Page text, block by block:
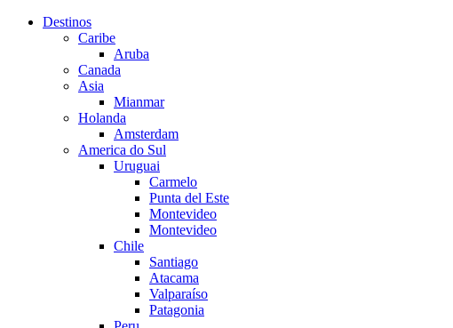
Destinos
Caribe
Aruba
Canada
Asia
Mianmar
Holanda
Amsterdam
America do Sul
Uruguai
Carmelo
Punta del Este
Montevideo
Montevideo
Chile
Santiago
Atacama
Valparaíso
Patagonia